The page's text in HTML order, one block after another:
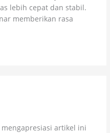
lebih cepat dan stabil.
memberikan rasa
mengapresiasi artikel ini